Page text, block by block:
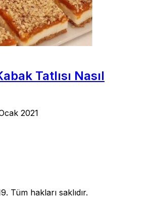
Tatlısı Nasıl
2021
Tüm hakları saklıdır.